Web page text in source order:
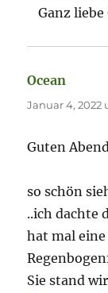
Ganz
Ocean
Januar 4, 2022
Guten
so schön
..ich dachte
hat mal
Sie stand